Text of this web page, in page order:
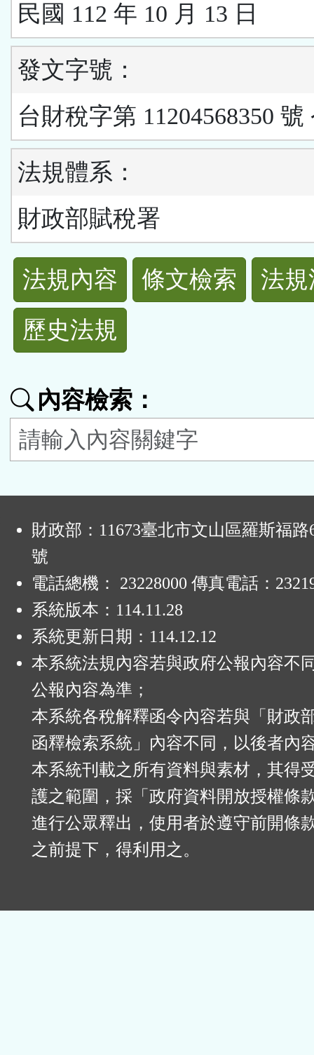
民國 112 年 10 月 13 日
發文字號：
台財稅字第 11204568350 號
法規體系：
財政部賦稅署
法
規
功
按
鈕
法規內容 條文檢索
法
歷史法規
內容檢索：
財政部：11673臺北市文山區羅斯福路
號
電話總機： 23228000 傳真電話：
系統版本： 114.11.28
系統更新日期： 114.12.12
本系統法規內容若與政府公報內容不
公報內容為準；
本系統各稅解釋函令內容若與「財政
函釋檢索系統」內容不同，以後者內
本系統刊載之所有資料與素材，其得
護之範圍，採「政府資料開放授權條
進行公眾釋出，使用者於遵守前開條
之前提下，得利用之。